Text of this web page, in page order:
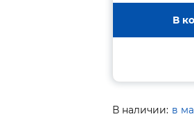
В
В наличии: в